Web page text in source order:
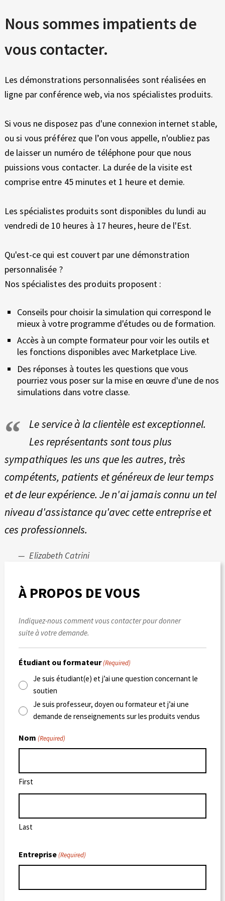
P
R
N
C
Nous sommes impatients de
vous contacter.
Les démonstrations personnalisées sont réalisées en
ligne par conférence web, via nos spécialistes produits.
Si vous ne disposez pas d'une connexion internet stable,
ou si vous préférez que l’on vous appelle, n'oubliez pas
de laisser un numéro de téléphone pour que nous
puissions vous contacter. La durée de la visite est
comprise entre 45 minutes et 1 heure et demie.
Les spécialistes produits sont disponibles du lundi au
vendredi de 10 heures à 17 heures, heure de l'Est.
Qu'est-ce qui est couvert par une démonstration
personnalisée ?
Nos spécialistes des produits proposent :
Conseils pour choisir la simulation qui correspond le
mieux à votre programme d'études ou de formation.
Accès à un compte formateur pour voir les outils et
les fonctions disponibles avec Marketplace Live.
Des réponses à toutes les questions que vous
pourriez vous poser sur la mise en œuvre d'une de nos
simulations dans votre classe.
Le service à la clientèle est exceptionnel.
Les représentants sont tous plus
sympathiques les uns que les autres, très
compétents, patients et généreux de leur temps
et de leur expérience. Je n'ai jamais connu un tel
niveau d'assistance qu'avec cette entreprise et
ces professionnels.
Elizabeth Catrini
À PROPOS DE VOUS
Indiquez-nous comment vous contacter pour donner
suite à votre demande.
Étudiant ou formateur(Required)
Je suis étudiant(e) et j’ai une question concernant le
soutien
Je suis professeur, doyen ou formateur et j’ai une
demande de renseignements sur les produits vendus
Nom (Required)
First
Last
Entreprise(Required)